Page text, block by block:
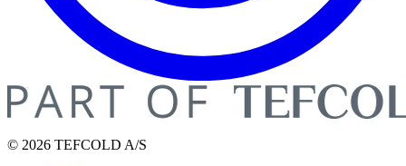
© 2026 TEFCOLD A/S